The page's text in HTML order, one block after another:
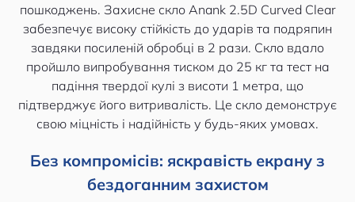
пошкоджень. Захисне скло Anank 2.5D Curved Clear
забезпечує високу стійкість до ударів та подряпин
завдяки посиленій обробці в 2 рази. Скло вдало
пройшло випробування тиском до 25 кг та тест на
падіння твердої кулі з висоти 1 метра, що
підтверджує його витривалість. Це скло демонструє
свою міцність і надійність у будь-яких умовах.
Без компромісів: яскравість екрану з
бездоганним захистом